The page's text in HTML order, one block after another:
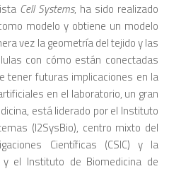
Cell Systems, ha sido realizado
modelo y obtiene un modelo
vez la geometría del tejido y las
con cómo están conectadas
tener futuras implicaciones en la
en el laboratorio, un gran
está liderado por el Instituto
(I2SysBio), centro mixto del
Científicas (CSIC) y la
y el Instituto de Biomedicina de